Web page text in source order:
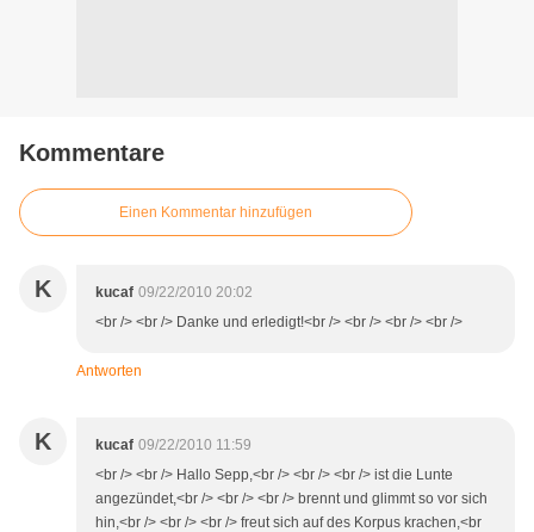
Kommentare
Einen Kommentar hinzufügen
K kucaf 09/22/2010 20:02
<br /> <br /> Danke und erledigt!<br /> <br /> <br /> <br />
Antworten
K kucaf 09/22/2010 11:59
<br /> <br /> Hallo Sepp,<br /> <br /> <br /> ist die Lunte
angezündet,<br /> <br /> <br /> brennt und glimmt so vor sich
hin,<br /> <br /> <br /> freut sich auf des Korpus krachen,<br